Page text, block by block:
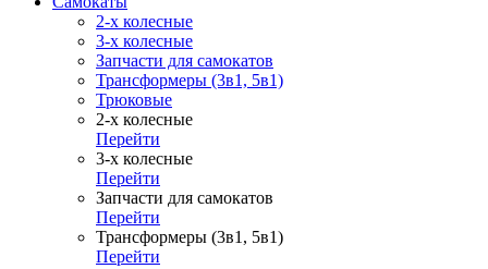
2-х колесные
3-х колесные
Запчасти для самокатов
Трансформеры (3в1, 5в1)
Трюковые
2-х колесные
Перейти
3-х колесные
Перейти
Запчасти для самокатов
Перейти
Трансформеры (3в1, 5в1)
Перейти